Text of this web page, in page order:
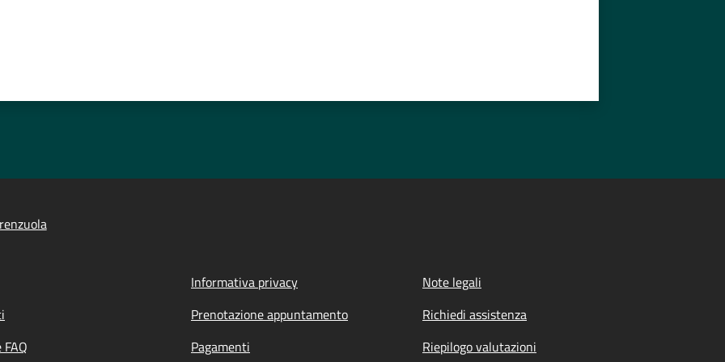
Informativa privacy
Note legali
Prenotazione appuntamento
Richiedi assistenza
Pagamenti Riepilogo valutazioni